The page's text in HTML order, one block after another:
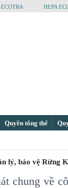
HEPA
Quyền tổng thể
lý, bảo vệ Rừng
chung về